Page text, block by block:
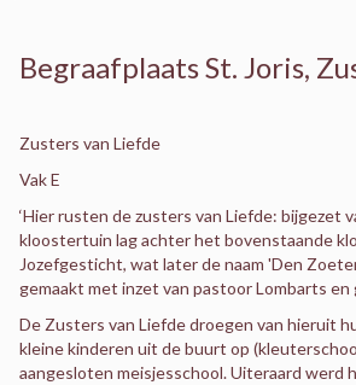
Begraafplaats St. Joris,
Zusters van Liefde
Vak E
‘Hier rusten de zusters van Liefde:
kloostertuin lag achter het bovenstaande
Jozefgesticht, wat later de naam 'Den
gemaakt met inzet van pastoor Lombarts
De Zusters van Liefde droegen van hieruit
kleine kinderen uit de buurt op
aangesloten meisjesschool. Uiteraard werd